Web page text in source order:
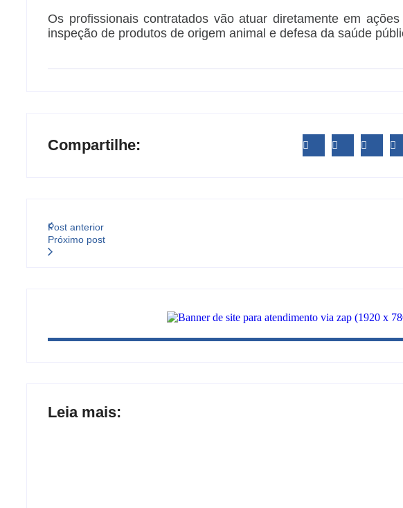
Os profissionais contratados vão atuar diretamente em
inspeção de produtos de origem animal e defesa da saúde
Compartilhe:
Post anterior
Próximo post
Leia mais: